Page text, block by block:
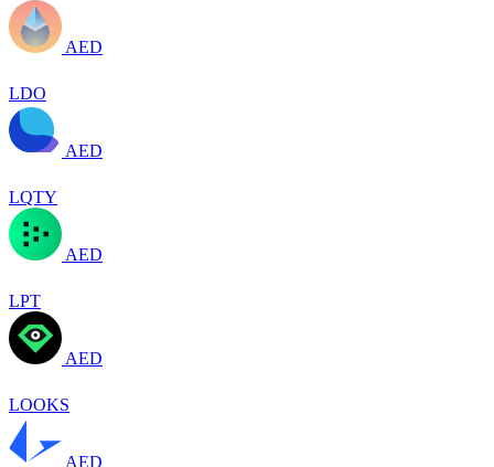
AED
LDO
AED
LQTY
AED
LPT
AED
LOOKS
AED